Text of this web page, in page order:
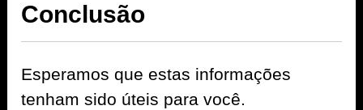
Conclusão
Esperamos que estas informações
tenham sido úteis para você.